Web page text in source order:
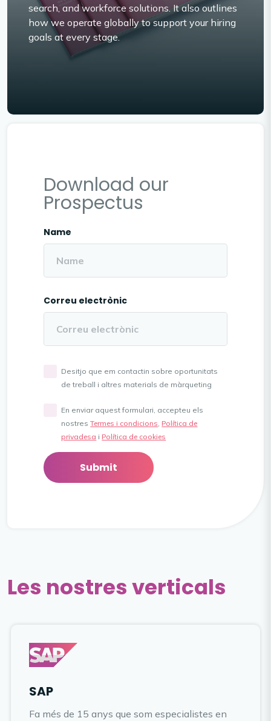
search, and workforce solutions. It also outlines
how we operate globally to support your hiring
goals at every stage.
Download our
Prospectus
Name
Correu electrònic
Desitjo que em contactin sobre oportunitats
de treball i altres materials de màrqueting
En enviar aquest formulari, accepteu els
nostresTermes i condicions Política de
privadesa i Política de cookies
Submit
Les nostres verticals
SAP
Fa més de 15 anys que som especialistes en